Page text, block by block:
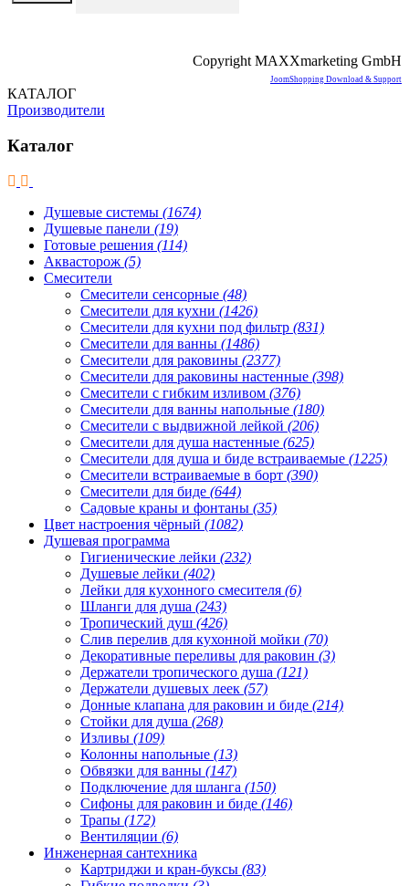
Copyright MAXXmarketing GmbH
JoomShopping Download & Support
КАТАЛОГ
Производители
Каталог
Душевые системы (1674)
Душевые панели (19)
Готовые решения (114)
Аквасторож (5)
Смесители
Смесители сенсорные (48)
Смесители для кухни (1426)
Смесители для кухни под фильтр (831)
Смесители для ванны (1486)
Смесители для раковины (2377)
Смесители для раковины настенные (398)
Смесители с гибким изливом (376)
Смесители для ванны напольные (180)
Смесители с выдвижной лейкой (206)
Смесители для душа настенные (625)
Смесители для душа и биде встраиваемые (1225)
Смесители встраиваемые в борт (390)
Смесители для биде (644)
Садовые краны и фонтаны (35)
Цвет настроения чёрный (1082)
Душевая программа
Гигиенические лейки (232)
Душевые лейки (402)
Лейки для кухонного смесителя (6)
Шланги для душа (243)
Тропический душ (426)
Слив перелив для кухонной мойки (70)
Декоративные переливы для раковин (3)
Держатели тропического душа (121)
Держатели душевых леек (57)
Донные клапана для раковин и биде (214)
Стойки для душа (268)
Изливы (109)
Колонны напольные (13)
Обвязки для ванны (147)
Подключение для шланга (150)
Сифоны для раковин и биде (146)
Трапы (172)
Вентиляции (6)
Инженерная сантехника
Картриджи и кран-буксы (83)